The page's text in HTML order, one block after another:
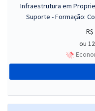
Infraestrutura em
Suporte - Formação:
ou